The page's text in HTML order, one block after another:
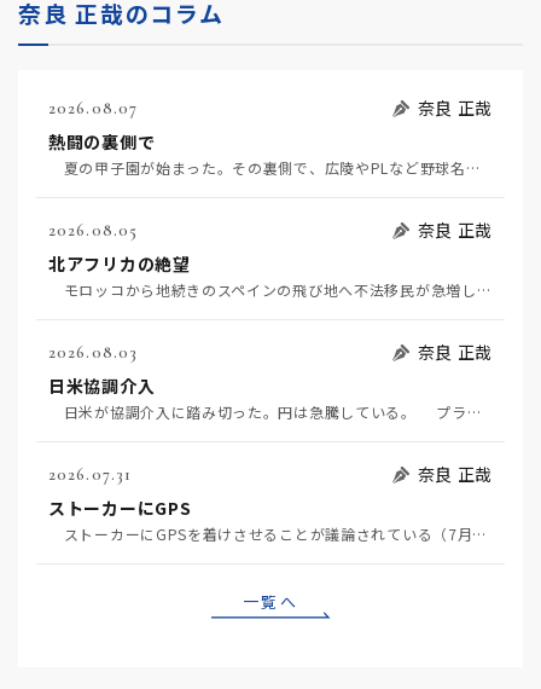
奈良 正哉のコラム
2026.08.07
奈良 正哉
熱闘の裏側で
夏の甲子園が始まった。その裏側で、広陵やPLなど野球名門校（だった）の不祥事のその後について、「熱…
2026.08.05
奈良 正哉
北アフリカの絶望
モロッコから地続きのスペインの飛び地へ不法移民が急増していて、当地の大問題となっている。「海を泳い…
2026.08.03
奈良 正哉
日米協調介入
日米が協調介入に踏み切った。円は急騰している。 プラザ合意以降、協調介入は為替相場の転機になって…
2026.07.31
奈良 正哉
ストーカーにGPS
ストーカーにGPSを着けさせることが議論されている（7月29日日経）。反対派は「ストーカーにも人権…
一覧へ